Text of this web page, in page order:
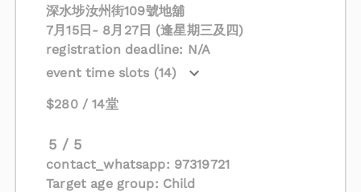
深水埗汝州街109號地舖
7月15日- 8月27日 (逢星期三及四)
registration deadline: N/A
event time slots (14)
$280 / 14堂
5 / 5
contact_whatsapp: 97319721
Target age group: Child